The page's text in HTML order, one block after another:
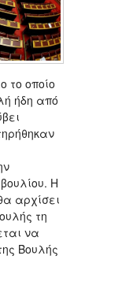
το οποίο
ήδη από
Η
αρχίσει
τη
να
Βουλής